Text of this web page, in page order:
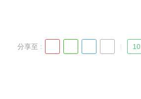
分享至 :